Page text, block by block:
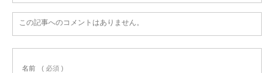
この記事へのコメントはありません。
名前 ( 必須 )